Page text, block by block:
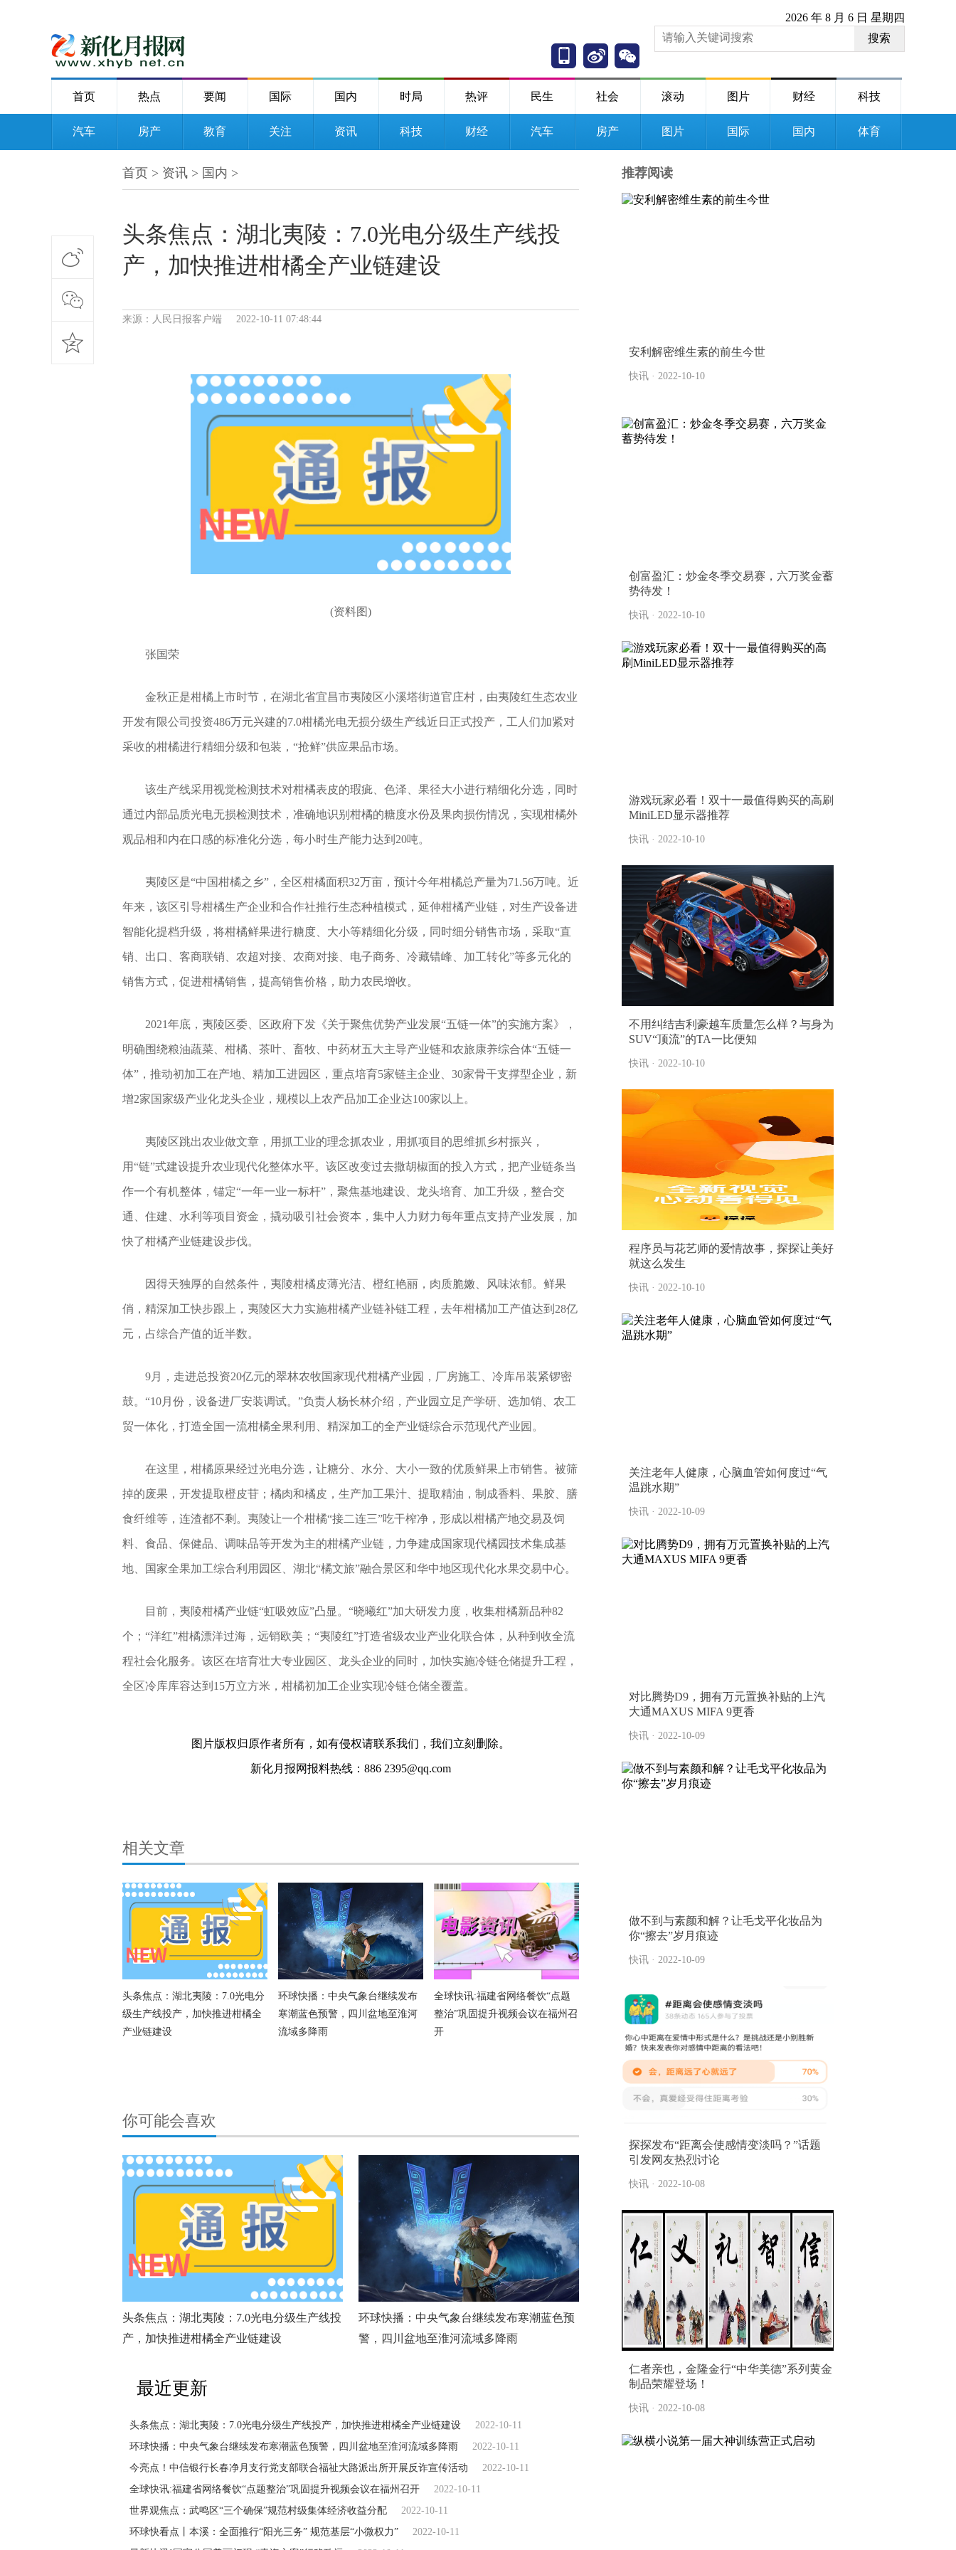
2026 年 8 月 6 日 星期四
搜索
首页 热点 要闻 国际 国内 时局 热评 民生 社会 滚动 图片 财经 科技
汽车 房产 教育 关注 资讯 科技 财经 汽车 房产 图片 国际 国内 体育
首页 > 资讯 > 国内 >
头条焦点：湖北夷陵：7.0光电分级生产线投
产，加快推进柑橘全产业链建设
来源：人民日报客户端 2022-10-11 07:48:44
(资料图)
张国荣
金秋正是柑橘上市时节，在湖北省宜昌市夷陵区小溪塔街道官庄村，由夷陵红生态农业
开发有限公司投资486万元兴建的7.0柑橘光电无损分级生产线近日正式投产，工人们加紧对
采收的柑橘进行精细分级和包装，“抢鲜”供应果品市场。
该生产线采用视觉检测技术对柑橘表皮的瑕疵、色泽、果径大小进行精细化分选，同时
通过内部品质光电无损检测技术，准确地识别柑橘的糖度水份及果肉损伤情况，实现柑橘外
观品相和内在口感的标准化分选，每小时生产能力达到20吨。
夷陵区是“中国柑橘之乡”，全区柑橘面积32万亩，预计今年柑橘总产量为71.56万吨。近
年来，该区引导柑橘生产企业和合作社推行生态种植模式，延伸柑橘产业链，对生产设备进
智能化提档升级，将柑橘鲜果进行糖度、大小等精细化分级，同时细分销售市场，采取“直
销、出口、客商联销、农超对接、农商对接、电子商务、冷藏错峰、加工转化”等多元化的
销售方式，促进柑橘销售，提高销售价格，助力农民增收。
2021年底，夷陵区委、区政府下发《关于聚焦优势产业发展“五链一体”的实施方案》，
明确围绕粮油蔬菜、柑橘、茶叶、畜牧、中药材五大主导产业链和农旅康养综合体“五链一
体”，推动初加工在产地、精加工进园区，重点培育5家链主企业、30家骨干支撑型企业，新
增2家国家级产业化龙头企业，规模以上农产品加工企业达100家以上。
夷陵区跳出农业做文章，用抓工业的理念抓农业，用抓项目的思维抓乡村振兴，
用“链”式建设提升农业现代化整体水平。该区改变过去撒胡椒面的投入方式，把产业链条当
作一个有机整体，锚定“一年一业一标杆”，聚焦基地建设、龙头培育、加工升级，整合交
通、住建、水利等项目资金，撬动吸引社会资本，集中人力财力每年重点支持产业发展，加
快了柑橘产业链建设步伐。
因得天独厚的自然条件，夷陵柑橘皮薄光洁、橙红艳丽，肉质脆嫩、风味浓郁。鲜果
俏，精深加工快步跟上，夷陵区大力实施柑橘产业链补链工程，去年柑橘加工产值达到28亿
元，占综合产值的近半数。
9月，走进总投资20亿元的翠林农牧国家现代柑橘产业园，厂房施工、冷库吊装紧锣密
鼓。“10月份，设备进厂安装调试。”负责人杨长林介绍，产业园立足产学研、选加销、农工
贸一体化，打造全国一流柑橘全果利用、精深加工的全产业链综合示范现代产业园。
在这里，柑橘原果经过光电分选，让糖分、水分、大小一致的优质鲜果上市销售。被筛
掉的废果，开发提取橙皮苷；橘肉和橘皮，生产加工果汁、提取精油，制成香料、果胶、膳
食纤维等，连渣都不剩。夷陵让一个柑橘“接二连三”吃干榨净，形成以柑橘产地交易及饲
料、食品、保健品、调味品等开发为主的柑橘产业链，力争建成国家现代橘园技术集成基
地、国家全果加工综合利用园区、湖北“橘文旅”融合景区和华中地区现代化水果交易中心。
目前，夷陵柑橘产业链“虹吸效应”凸显。“晓曦红”加大研发力度，收集柑橘新品种82
个；“洋红”柑橘漂洋过海，远销欧美；“夷陵红”打造省级农业产业化联合体，从种到收全流
程社会化服务。该区在培育壮大专业园区、龙头企业的同时，加快实施冷链仓储提升工程，
全区冷库库容达到15万立方米，柑橘初加工企业实现冷链仓储全覆盖。
图片版权归原作者所有，如有侵权请联系我们，我们立刻删除。
新化月报网报料热线：886 2395@qq.com
相关文章
头条焦点：湖北夷陵：7.0光电分
级生产线投产，加快推进柑橘全
产业链建设
环球快播：中央气象台继续发布
寒潮蓝色预警，四川盆地至淮河
流域多降雨
全球快讯:福建省网络餐饮“点题
整治”巩固提升视频会议在福州召
开
你可能会喜欢
头条焦点：湖北夷陵：7.0光电分级生产线投
产，加快推进柑橘全产业链建设
环球快播：中央气象台继续发布寒潮蓝色预
警，四川盆地至淮河流域多降雨
最近更新
头条焦点：湖北夷陵：7.0光电分级生产线投产，加快推进柑橘全产业链建设
2022-10-11
环球快播：中央气象台继续发布寒潮蓝色预警，四川盆地至淮河流域多降雨
2022-10-11
今亮点！中信银行长春净月支行党支部联合福祉大路派出所开展反诈宣传活动
2022-10-11
全球快讯:福建省网络餐饮“点题整治”巩固提升视频会议在福州召开
2022-10-11
世界观焦点：武鸣区“三个确保”规范村级集体经济收益分配
2022-10-11
环球快看点丨本溪：全面推行“阳光三务” 规范基层“小微权力”
2022-10-11
推荐阅读
安利解密维生素的前生今世
快讯 · 2022-10-10
创富盈汇：炒金冬季交易赛，六万奖金蓄
势待发！
快讯 · 2022-10-10
游戏玩家必看！双十一最值得购买的高刷
MiniLED显示器推荐
快讯 · 2022-10-10
不用纠结吉利豪越车质量怎么样？与身为
SUV“顶流”的TA一比便知
快讯 · 2022-10-10
程序员与花艺师的爱情故事，探探让美好
就这么发生
快讯 · 2022-10-10
关注老年人健康，心脑血管如何度过“气
温跳水期”
快讯 · 2022-10-09
对比腾势D9，拥有万元置换补贴的上汽
大通MAXUS MIFA 9更香
快讯 · 2022-10-09
做不到与素颜和解？让毛戈平化妆品为
你“擦去”岁月痕迹
快讯 · 2022-10-09
探探发布“距离会使感情变淡吗？”话题
引发网友热烈讨论
快讯 · 2022-10-08
仁者亲也，金隆金行“中华美德”系列黄金
制品荣耀登场！
快讯 · 2022-10-08